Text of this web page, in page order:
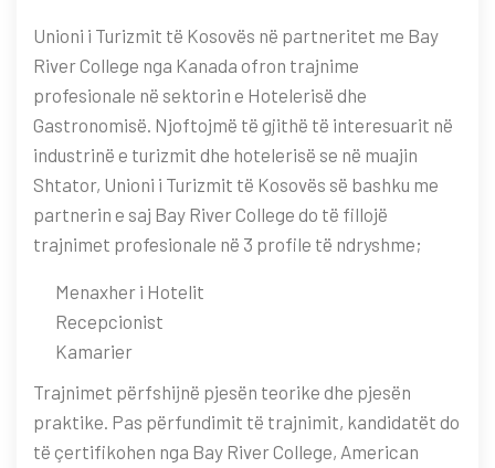
Unioni i Turizmit të Kosovës në partneritet me Bay
River College nga Kanada ofron trajnime
profesionale në sektorin e Hotelerisë dhe
Gastronomisë. Njoftojmë të gjithë të interesuarit në
industrinë e turizmit dhe hotelerisë se në muajin
Shtator, Unioni i Turizmit të Kosovës së bashku me
partnerin e saj Bay River College do të fillojë
trajnimet profesionale në 3 profile të ndryshme;
Menaxher i Hotelit
Recepcionist
Kamarier
Trajnimet përfshijnë pjesën teorike dhe pjesën
praktike. Pas përfundimit të trajnimit, kandidatët do
të çertifikohen nga Bay River College, American